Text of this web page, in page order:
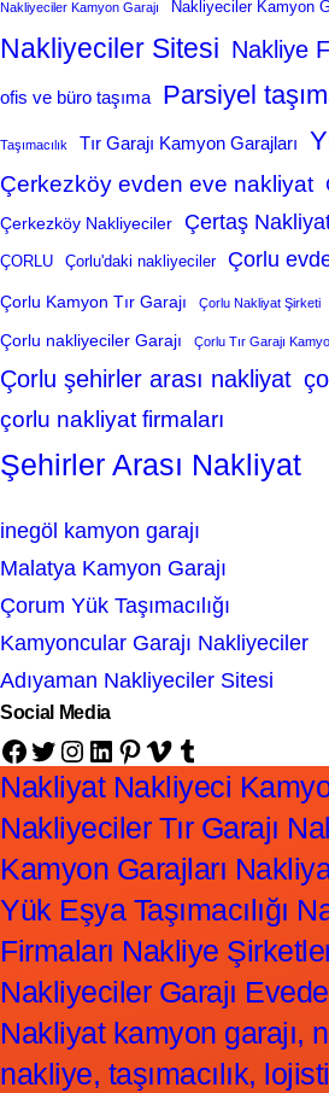
Nakliyeciler Kamyon Garajı Nakliyeciler Kamyon
Nakliyeciler Sitesi Nakliye
ofis ve büro taşıma Parsiyel
Taşımacılık Tır Garajı Kamyon Garajları
Çerkezköy evden eve nakliyat
Çerkezköy Nakliyeciler Çertaş
ÇORLU Çorlu'daki nakliyeciler Çorlu
Çorlu Kamyon Tır Garajı Çorlu Nakliyat Şirketi
Çorlu nakliyeciler Garajı Çorlu Tır Garajı
Çorlu şehirler arası nakliyat
çorlu nakliyat firmaları
Şehirler Arası Nakliyat
inegöl kamyon garajı
Malatya Kamyon Garajı
Çorum Yük Taşımacılığı
Kamyoncular Garajı Nakliyeciler
Adıyaman Nakliyeciler Sitesi
Social Media
Facebook Twitter Instagram LinkedIn Pinterest Vimeo Tumblr
Nakliyat Nakliyeci
Nakliyeciler Tır Garajı
Kamyon Garajları
Yük Eşya Taşımacılığı
Firmaları Nakliye
Nakliyeciler Garajı
Nakliyat kamyon garajı,
nakliye, taşımacılık,